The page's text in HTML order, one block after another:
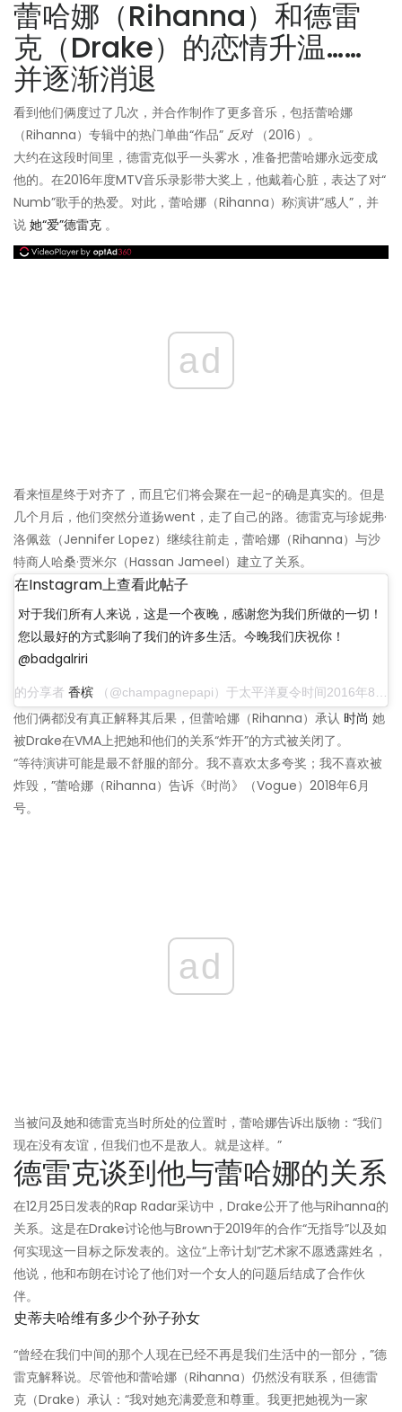
蕾哈娜（Rihanna）和德雷
克（Drake）的恋情升温……
并逐渐消退
看到他们俩度过了几次，并合作制作了更多音乐，包括蕾哈娜
（Rihanna）专辑中的热门单曲“作品” 反对（2016）。
大约在这段时间里，德雷克似乎一头雾水，准备把蕾哈娜永远变成
他的。在2016年度MTV音乐录影带大奖上，他戴着心脏，表达了对“
Numb”歌手的热爱。对此，蕾哈娜（Rihanna）称演讲“感人”，并
说 她“爱”德雷克 。
ad
看来恒星终于对齐了，而且它们将会聚在一起-的确是真实的。但是
几个月后，他们突然分道扬went，走了自己的路。德雷克与珍妮弗·
洛佩兹（Jennifer Lopez）继续往前走，蕾哈娜（Rihanna）与沙
特商人哈桑·贾米尔（Hassan Jameel）建立了关系。
在Instagram上查看此帖子
对于我们所有人来说，这是一个夜晚，感谢您为我们所做的一切！
您以最好的方式影响了我们的许多生活。今晚我们庆祝你！
@badgalriri
的分享者 香槟 （@champagnepapi）于太平洋夏令时间2016年8月28日晚上11:41
他们俩都没有真正解释其后果，但蕾哈娜（Rihanna）承认 时尚 她
被Drake在VMA上把她和他们的关系“炸开”的方式被关闭了。
“等待演讲可能是最不舒服的部分。我不喜欢太多夸奖；我不喜欢被
炸毁，”蕾哈娜（Rihanna）告诉《时尚》（Vogue）2018年6月
号。
ad
当被问及她和德雷克当时所处的位置时，蕾哈娜告诉出版物：“我们
现在没有友谊，但我们也不是敌人。就是这样。”
德雷克谈到他与蕾哈娜的关系
在12月25日发表的Rap Radar采访中，Drake公开了他与Rihanna的
关系。这是在Drake讨论他与Brown于2019年的合作“无指导”以及如
何实现这一目标之际发表的。这位“上帝计划”艺术家不愿透露姓名，
他说，他和布朗在讨论了他们对一个女人的问题后结成了合作伙
伴。
史蒂夫哈维有多少个孙子孙女
“曾经在我们中间的那个人现在已经不再是我们生活中的一部分，”德
雷克解释说。尽管他和蕾哈娜（Rihanna）仍然没有联系，但德雷
克（Drake）承认：“我对她充满爱意和尊重。我更把她视为一家